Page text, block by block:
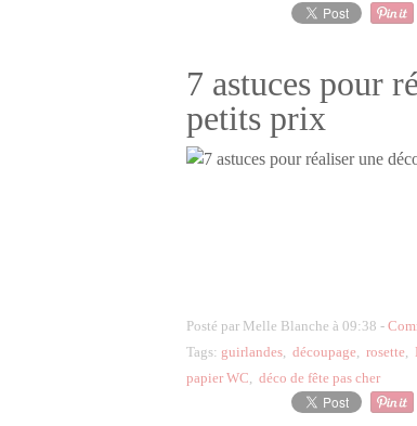
7 astuces pour
petits prix
Posté par Melle Blanche à 09:38 -
Tags: guirlandes, découpage, rosette,
papier WC, déco de fête pas cher